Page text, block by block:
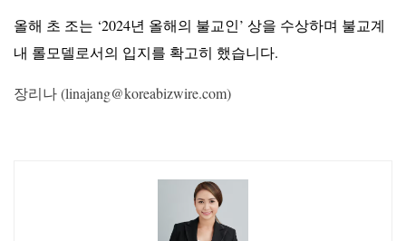
올해 초 조는 ‘2024년 올해의 불교인’ 상을 수상하며 불교계
내 롤모델로서의 입지를 확고히 했습니다.
장리나 (linajang@koreabizwire.com)